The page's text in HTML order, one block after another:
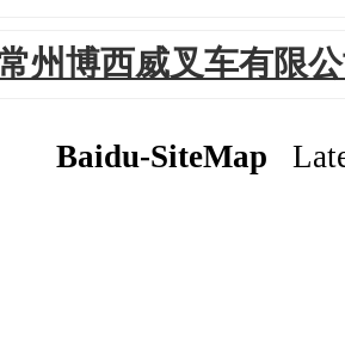
州博西威叉车有限
Baidu-SiteMap